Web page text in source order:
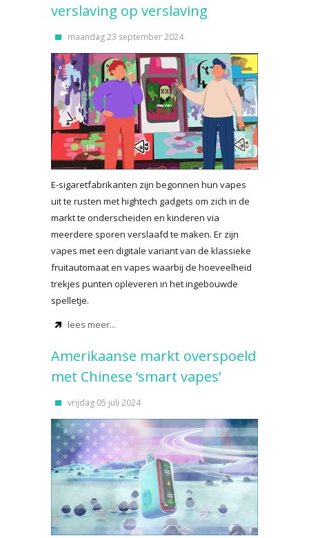
verslaving op verslaving
maandag 23 september 2024
E-sigaretfabrikanten zijn begonnen hun vapes
uit te rusten met hightech gadgets om zich in de
markt te onderscheiden en kinderen via
meerdere sporen verslaafd te maken. Er zijn
vapes met een digitale variant van de klassieke
fruitautomaat en vapes waarbij de hoeveelheid
trekjes punten opleveren in het ingebouwde
spelletje.
lees meer...
Amerikaanse markt overspoeld
met Chinese ‘smart vapes’
vrijdag 05 juli 2024